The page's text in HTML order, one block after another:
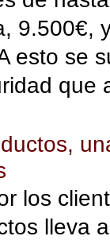
9.500€,
esto se
que
los
lleva